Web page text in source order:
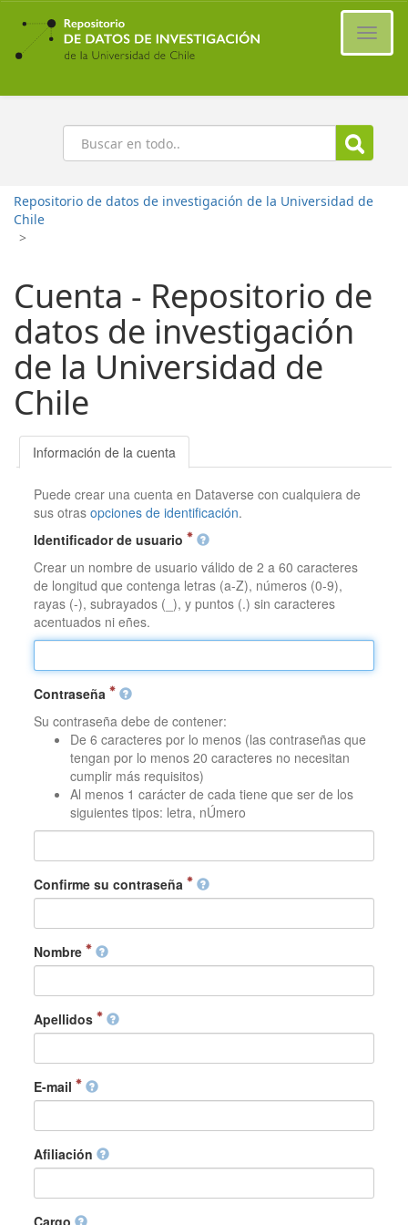
Ir
contenido
principal
Buscar
Repositorio de datos de investigación de la Universidad de
Chile
>
Cuenta - Repositorio de
datos de investigación
de la Universidad de
Chile
Información de la cuenta
Puede crear una cuenta en Dataverse con cualquiera de
sus otrasopciones de identificación.
Identificador de usuario
Crear un nombre de usuario válido de 2 a 60 caracteres
de longitud que contenga letras (a-Z), números (0-9),
rayas (-), subrayados (_), y puntos (.) sin caracteres
acentuados ni eñes.
Contraseña
Su contraseña debe de contener:
De 6 caracteres por lo menos (las contraseñas que
tengan por lo menos 20 caracteres no necesitan
cumplir más requisitos)
Al menos 1 carácter de cada tiene que ser de los
siguientes tipos: letra, nÚmero
Confirme su contraseña
Nombre
Apellidos
E-mail
Afiliación
Cargo